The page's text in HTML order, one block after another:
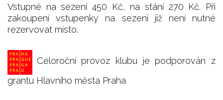
Vstupné na sezení 450 Kč, na stání 270 Kč. Při
zakoupení vstupenky na sezení již není nutné
rezervovat místo.
Celoroční provoz klubu je podporován z
grantu Hlavního města Praha